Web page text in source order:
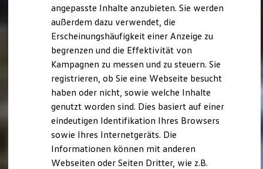
Kosten und Kauf
Verbrauchskosten
Kaufoptionen
E-Auto-Förderung
Software und Konnektivität
Die ID. Software 6
ID. Software Versionen und Updates
Digitale Extras
Schnittstellen zu Ihrem ID.
Hybridautos
Marke und Erlebnis
Volkswagen R und R Experience
R-Modelle
R Experience
Driving Experience
angepasste Inhalte anzubieten. Sie werden
außerdem dazu verwendet, die
Erscheinungshäufigkeit einer Anzeige zu
begrenzen und die Effektivität von
Kampagnen zu messen und zu steuern. Sie
registrieren, ob Sie eine Webseite besucht
haben oder nicht, sowie welche Inhalte
genutzt worden sind. Dies basiert auf einer
eindeutigen Identifikation Ihres Browsers
sowie Ihres Internetgeräts. Die
Informationen können mit anderen
Webseiten oder Seiten Dritter, wie z.B.